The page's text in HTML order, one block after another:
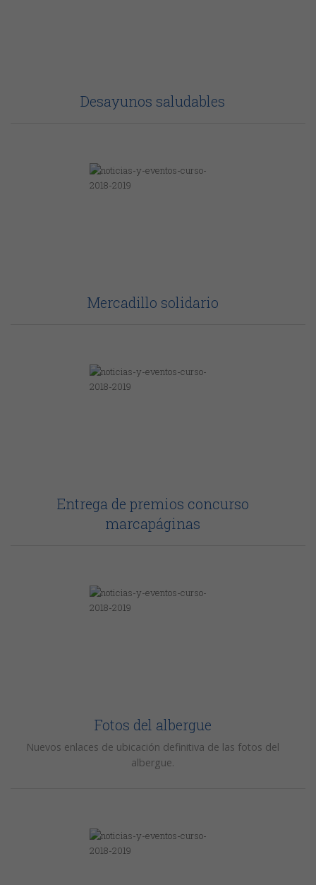
Desayunos saludables
Mercadillo solidario
Entrega de premios concurso
marcapáginas
Fotos del albergue
Nuevos enlaces de ubicación definitiva de las fotos del
albergue.